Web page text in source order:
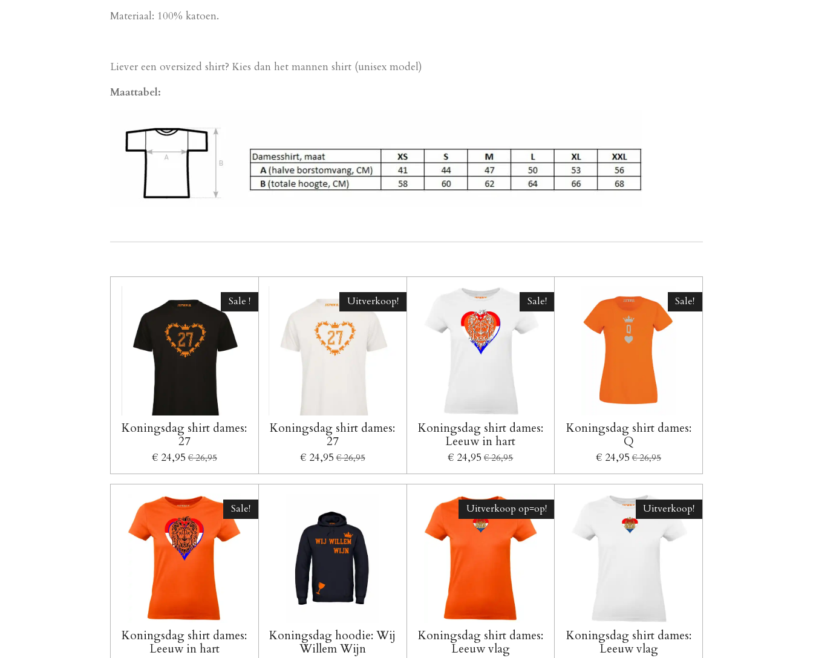
Materiaal: 100% katoen.
Liever een oversized shirt? Kies dan het mannen shirt (unisex model)
Maattabel:
Sale !
Koningsdag shirt dames:
27
€ 24,95 € 26,95
Uitverkoop!
Koningsdag shirt dames:
27
€ 24,95 € 26,95
Sale!
Koningsdag shirt dames:
Leeuw in hart
€ 24,95 € 26,95
Sale!
Koningsdag shirt dames:
Q
€ 24,95 € 26,95
Sale!
Koningsdag shirt dames:
Leeuw in hart
Koningsdag hoodie: Wij
Willem Wijn
Uitverkoop op=op!
Koningsdag shirt dames:
Leeuw vlag
Uitverkoop!
Koningsdag shirt dames:
Leeuw vlag